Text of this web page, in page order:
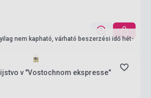
nem kapható, várható beszerzési idő hét-
v "Vostochnom ekspresse"